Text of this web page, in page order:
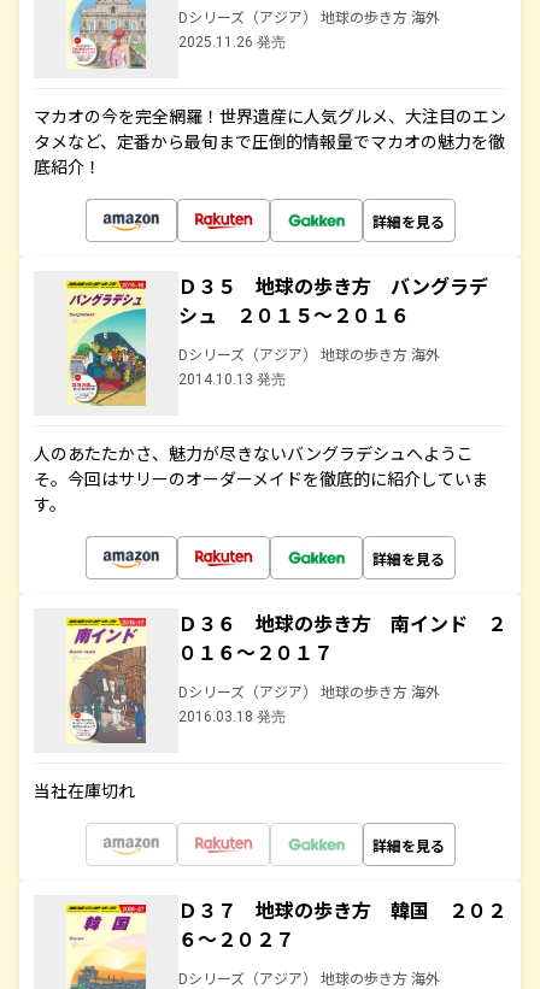
Dシリーズ（アジア） 地球の歩き方 海外
2025.11.26 発売
マカオの今を完全網羅！世界遺産に人気グルメ、大注目のエン
タメなど、定番から最旬まで圧倒的情報量でマカオの魅力を徹
底紹介！
詳細を見る
Ｄ３５ 地球の歩き方 バングラデ
シュ ２０１５～２０１６
Dシリーズ（アジア） 地球の歩き方 海外
2014.10.13 発売
人のあたたかさ、魅力が尽きないバングラデシュへようこ
そ。今回はサリーのオーダーメイドを徹底的に紹介していま
す。
詳細を見る
Ｄ３６ 地球の歩き方 南インド ２
０１６～２０１７
Dシリーズ（アジア） 地球の歩き方 海外
2016.03.18 発売
当社在庫切れ
詳細を見る
Ｄ３７ 地球の歩き方 韓国 ２０２
６～２０２７
Dシリーズ（アジア） 地球の歩き方 海外